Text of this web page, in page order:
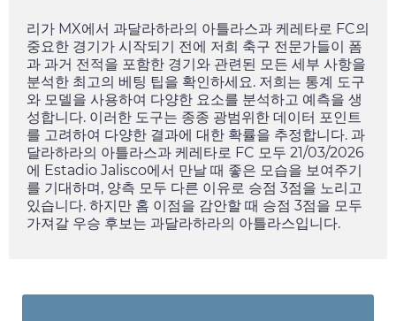
리가 MX에서 과달라하라의 아틀라스과 케레타로 FC의
중요한 경기가 시작되기 전에 저희 축구 전문가들이 폼
과 과거 전적을 포함한 경기와 관련된 모든 세부 사항을
분석한 최고의 베팅 팁을 확인하세요. 저희는 통계 도구
와 모델을 사용하여 다양한 요소를 분석하고 예측을 생
성합니다. 이러한 도구는 종종 광범위한 데이터 포인트
를 고려하여 다양한 결과에 대한 확률을 추정합니다. 과
달라하라의 아틀라스과 케레타로 FC 모두 21/03/2026
에 Estadio Jalisco에서 만날 때 좋은 모습을 보여주기
를 기대하며, 양측 모두 다른 이유로 승점 3점을 노리고
있습니다. 하지만 홈 이점을 감안할 때 승점 3점을 모두
가져갈 우승 후보는 과달라하라의 아틀라스입니다.